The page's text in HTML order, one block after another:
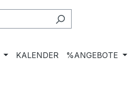
KALENDER %ANGEBOTE